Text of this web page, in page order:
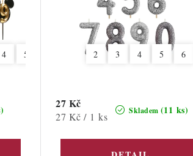
4 5 8 9
2 3 4 5 6
Skladem (11 ks)
27 Kč
Měrná
27 Kč / 1 ks